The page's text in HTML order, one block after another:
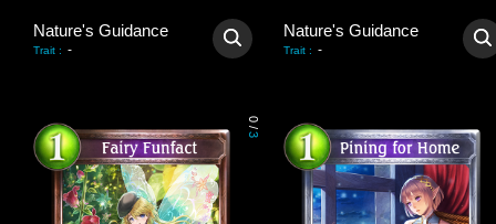
Nature's Guidance
Trait : -
Nature's Guidance
Trait : -
0
/
3